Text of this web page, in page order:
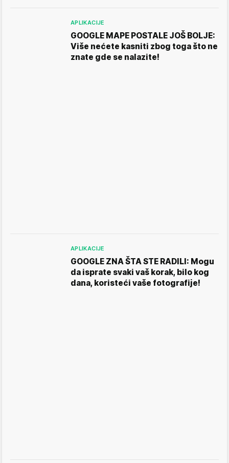
APLIKACIJE
GOOGLE MAPE POSTALE JOŠ BOLJE:
Više nećete kasniti zbog toga što ne
znate gde se nalazite!
APLIKACIJE
GOOGLE ZNA ŠTA STE RADILI: Mogu
da isprate svaki vaš korak, bilo kog
dana, koristeći vaše fotografije!